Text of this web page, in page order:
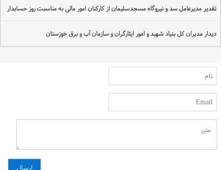
تقدیر مدیرعامل سد و نیروگاه مسجدسلیمان از کارکنان امور مالی به مناسبت روز حسابدار
دیدار مدیران کل بنیاد شهید و امور ایثارگران و سازمان آب و برق خوزستان